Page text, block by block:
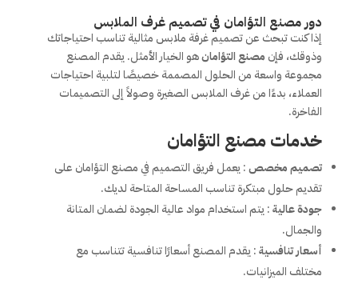
دور مصنع التؤامان في تصميم غرف الملابس
إذا كنت تبحث عن تصميم غرفة ملابس مثالية تناسب احتياجاتك
وذوقك، فإن مصنع التؤامانهو الخيار الأمثل. يقدم المصنع
مجموعة واسعة من الحلول المصممة خصيصًا لتلبية احتياجات
العملاء، بدءًا من غرف الملابس الصغيرة وصولاً إلى التصميمات
الفاخرة.
خدمات مصنع التؤامان
تصميم مخصص: يعمل فريق التصميم في مصنع التؤامان على
تقديم حلول مبتكرة تناسب المساحة المتاحة لديك.
جودة عالية: يتم استخدام مواد عالية الجودة لضمان المتانة
والجمال.
أسعار تنافسية: يقدم المصنع أسعارًا تنافسية تتناسب مع
مختلف الميزانيات.